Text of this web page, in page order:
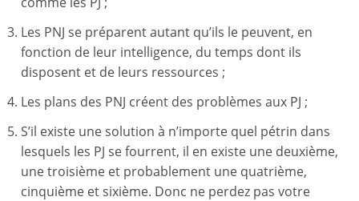
Les PNJ se préparent autant qu’ils le peuvent, en
fonction de leur intelligence, du temps dont ils
disposent et de leurs ressources ;
Les plans des PNJ créent des problèmes aux PJ ;
S’il existe une solution à n’importe quel pétrin dans
lesquels les PJ se fourrent, il en existe une deuxième,
une troisième et probablement une quatrième,
cinquième et sixième. Donc ne perdez pas votre